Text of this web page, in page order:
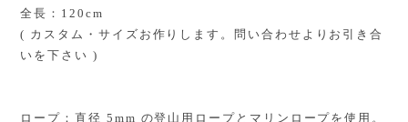
全長：120cm
( カスタム・サイズお作りします。問い合わせよりお引き合
いを下さい )
ロープ：直径 5mm の登山用ロープとマリンロープを使用。